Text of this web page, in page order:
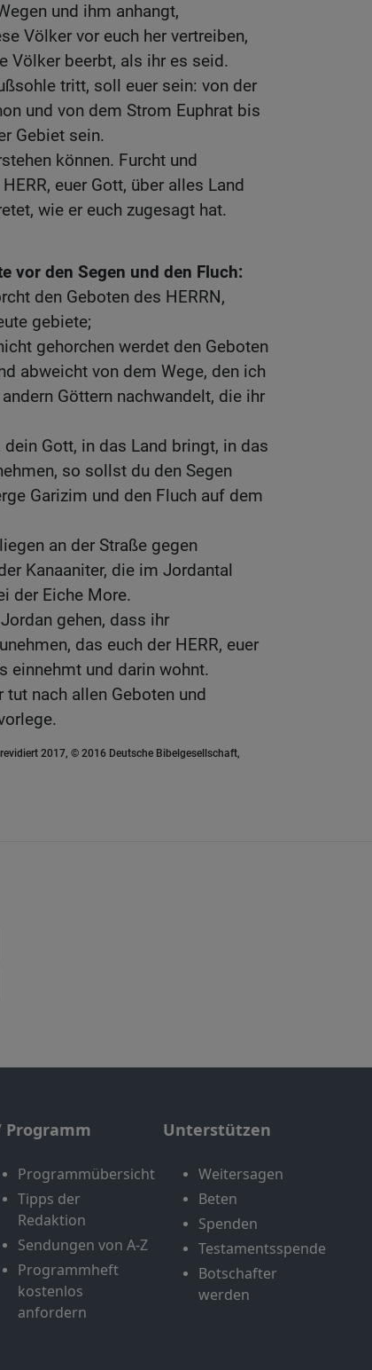
und ihm anhangt,
Völker vor euch her vertreiben,
Völker beerbt, als ihr es seid.
tritt, soll euer sein: von der
und von dem Strom Euphrat bis
Gebiet sein.
können. Furcht und
euer Gott, über alles Land
wie er euch zugesagt hat.
vor den Segen und den Fluch:
den Geboten des HERRN,
gebiete;
gehorchen werdet den Geboten
abweicht von dem Wege, den ich
Göttern nachwandelt, die ihr
dein Gott, in das Land bringt, in das
so sollst du den Segen
Garizim und den Fluch auf dem
an der Straße gegen
Kanaaniter, die im Jordantal
der Eiche More.
gehen, dass ihr
das euch der HERR, euer
einnehmt und darin wohnt.
tut nach allen Geboten und
2017, © 2016 Deutsche Bibelgesellschaft,
Programm
Programmübersicht
Tipps der
Redaktion
Sendungen von A-Z
Programmheft
kostenlos
anfordern
Unterstützen
Weitersagen
Beten
Spenden
Testamentsspende
Botschafter
werden